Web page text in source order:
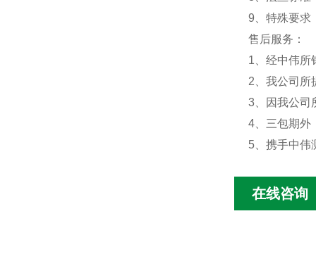
9、特殊要求
售后服务：
1、经中伟所
2、我公司所
3、因我公司
4、三包期外
5、携手中伟
在线咨询